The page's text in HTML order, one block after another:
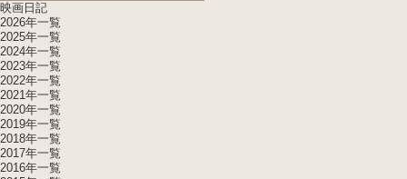
映画日記
2026年一覧
2025年一覧
2024年一覧
2023年一覧
2022年一覧
2021年一覧
2020年一覧
2019年一覧
2018年一覧
2017年一覧
2016年一覧